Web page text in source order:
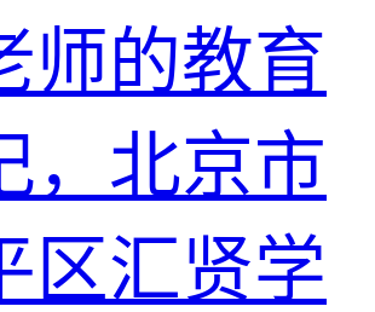
师的教育
，北京市
区汇贤学